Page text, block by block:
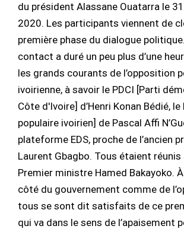
du président Alassane Ouatarra le
2020. Les participants viennent de
première phase du dialogue
contact a duré un peu plus d’une
les grands courants de l’opposition
ivoirienne, à savoir le PDCI [Parti
Côte d'Ivoire] d’Henri Konan Bédié, le
populaire ivoirien] de Pascal Affi
plateforme EDS, proche de l’ancien
Laurent Gbagbo. Tous étaient
Premier ministre Hamed Bakayoko.
côté du gouvernement comme de
tous se sont dit satisfaits de ce
qui va dans le sens de l’apaisement